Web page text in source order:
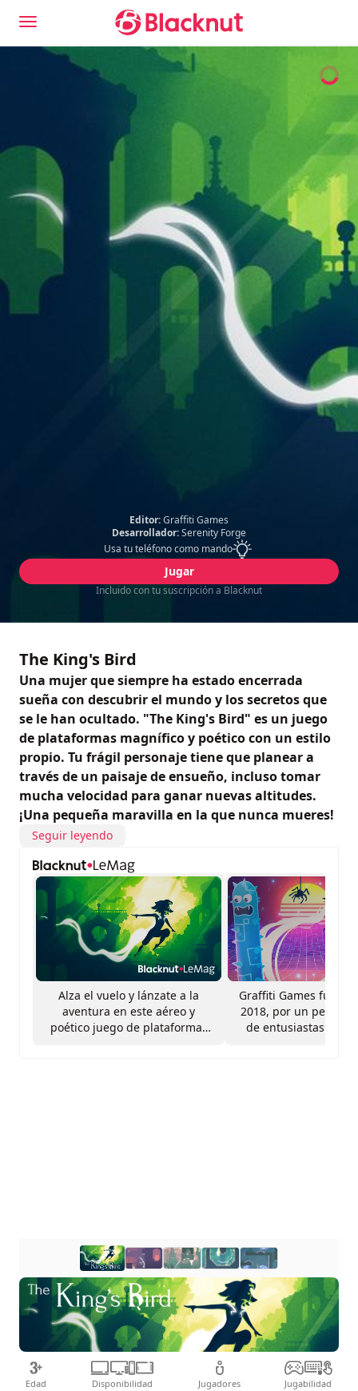
Editor:Graffiti Games
Desarrollador:Serenity Forge
Usa tu teléfono como mando
Jugar
Incluido con tu suscripción a Blacknut
The King's Bird
Una mujer que siempre ha estado encerrada
sueña con descubrir el mundo y los secretos que
se le han ocultado. "The King's Bird" es un juego
de plataformas magnífico y poético con un estilo
propio. Tu frágil personaje tiene que planear a
través de un paisaje de ensueño, incluso tomar
mucha velocidad para ganar nuevas altitudes.
¡Una pequeña maravilla en la que nunca mueres!
Seguir leyendo
Alza el vuelo y lánzate a la
aventura en este aéreo y
poético juego de plataformas
Graffiti Games fue
2018, por un
de entusiastas
Edad Disponibilidad Jugadores Jugabilidad